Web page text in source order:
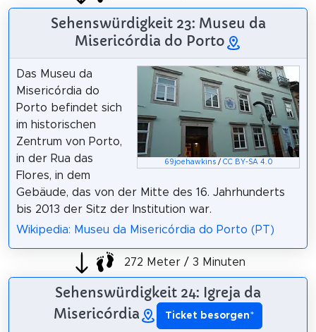
Sehenswürdigkeit 23: Museu da
Misericórdia do Porto
69joehawkins/ CC BY-SA 4.0
Das Museu da
Misericórdia do
Porto befindet sich
im historischen
Zentrum von Porto,
in der Rua das
Flores, in dem
Gebäude, das von der Mitte des 16. Jahrhunderts
bis 2013 der Sitz der Institution war.
Wikipedia: Museu da Misericórdia do Porto (PT)
272 Meter / 3 Minuten
Sehenswürdigkeit 24: Igreja da
Misericórdia
Ticket besorgen*